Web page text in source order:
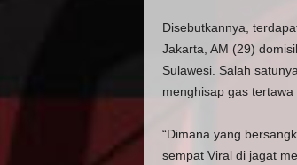
Disebutkannya,
Jakarta, AM (29)
Sulawesi. Salah
menghisap gas tertawa
“Dimana yang
sempat Viral di jagat